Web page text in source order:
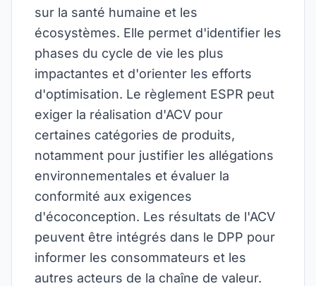
sur la santé humaine et les
écosystèmes. Elle permet d'identifier les
phases du cycle de vie les plus
impactantes et d'orienter les efforts
d'optimisation. Le règlement ESPR peut
exiger la réalisation d'ACV pour
certaines catégories de produits,
notamment pour justifier les allégations
environnementales et évaluer la
conformité aux exigences
d'écoconception. Les résultats de l'ACV
peuvent être intégrés dans le DPP pour
informer les consommateurs et les
autres acteurs de la chaîne de valeur.